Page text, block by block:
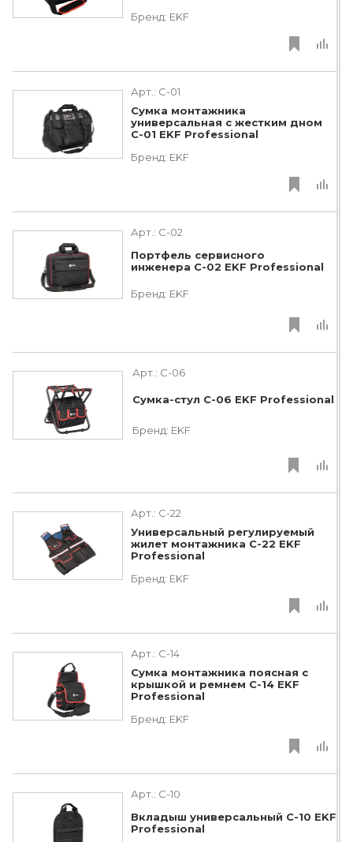
Бренд: EKF
Арт.: C-01
Сумка монтажника
универсальная с жестким дном
С-01 EKF Professional
Бренд: EKF
Арт.: C-02
Портфель сервисного
инженера С-02 EKF Professional
Бренд: EKF
Арт.: C-06
Сумка-стул С-06 EKF Professional
Бренд: EKF
Арт.: C-22
Универсальный регулируемый
жилет монтажника С-22 EKF
Professional
Бренд: EKF
Арт.: C-14
Сумка монтажника поясная с
крышкой и ремнем С-14 EKF
Professional
Бренд: EKF
Арт.: C-10
Вкладыш универсальный С-10 EKF
Professional